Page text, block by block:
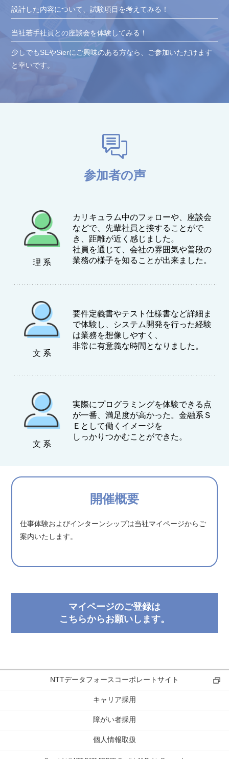
設計した内容について、試験項目を考えてみる！
当社若手社員との座談会を体験してみる！
少しでもSEやSierにご興味のある方なら、ご参加いただけます
と幸いです。
参加者の声
理 系
カリキュラム中のフォローや、座談会
などで、先輩社員と接することがで
き、距離が近く感じました。
社員を通じて、会社の雰囲気や普段の
業務の様子を知ることが出来ました。
文 系
要件定義書やテスト仕様書など詳細ま
で体験し、システム開発を行った経験
は業務を想像しやすく、
非常に有意義な時間となりました。
文 系
実際にプログラミングを体験できる点
が一番、満足度が高かった。金融系Ｓ
Ｅとして働くイメージを
しっかりつかむことができた。
開催概要
仕事体験およびインターンシップは当社マイページからご
案内いたします。
マイページのご登録は
こちらからお願いします。
NTTデータフォースコーポレートサイト
キャリア採用
障がい者採用
個人情報取扱